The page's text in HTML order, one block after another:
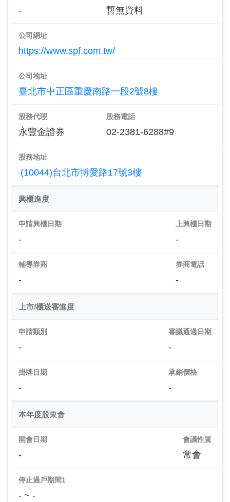
- 暫無資料
公司網址
https://www.spf.com.tw/
公司地址
臺北市中正區重慶南路一段2號8樓
股務代理
永豐金證券
股務電話
02-2381-6288#9
股務地址
(10044)台北市博愛路17號3樓
興櫃進度
申請興櫃日期
-
上興櫃日期
-
輔導券商
-
券商電話
-
上市/櫃送審進度
申請類別
-
審議通過日期
-
掛牌日期
-
承銷價格
-
本年度股東會
開會日期
-
會議性質
常會
停止過戶期間1
- ~ -